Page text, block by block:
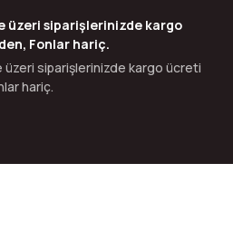
üzeri siparişlerinizde kargo
Fonlar hariç.
üzeri siparişlerinizde kargo ücreti
hariç.